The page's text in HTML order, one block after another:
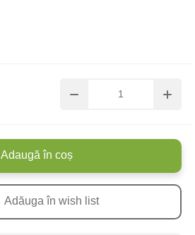
Adaugă în coș
Adăuga în wish list